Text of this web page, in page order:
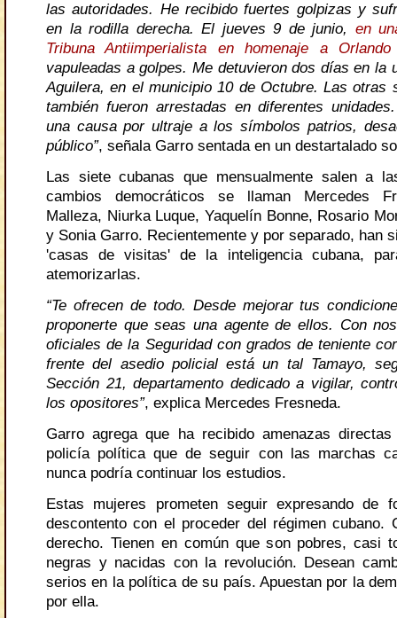
las autoridades. He recibido fuertes golpizas y
en la rodilla derecha. El jueves 9 de junio, en
Tribuna Antiimperialista en homenaje a Orlando
vapuleadas a golpes. Me detuvieron dos días en la
Aguilera, en el municipio 10 de Octubre. Las otras
también fueron arrestadas en diferentes
una causa por ultraje a los símbolos patrios,
público”, señala Garro sentada en un destartalado
Las siete cubanas que mensualmente salen a
cambios democráticos se llaman Mercedes
Malleza, Niurka Luque, Yaquelín Bonne, Rosario
y Sonia Garro. Recientemente y por separado, han
'casas de visitas' de la inteligencia cubana,
atemorizarlas.
“Te ofrecen de todo. Desde mejorar tus
proponerte que seas una agente de ellos. Con
oficiales de la Seguridad con grados de teniente
frente del asedio policial está un tal Tamayo,
Sección 21, departamento dedicado a vigilar,
los opositores”, explica Mercedes Fresneda.
Garro agrega que ha recibido amenazas
policía política que de seguir con las marchas
nunca podría continuar los estudios.
Estas mujeres prometen seguir expresando de
descontento con el proceder del régimen cubano.
derecho. Tienen en común que son pobres, casi
negras y nacidas con la revolución. Desean
serios en la política de su país. Apuestan por la
por ella.